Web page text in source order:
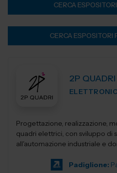
CERCA
CERCA ESPOSITORI
2P
Progettazione, realizzazione,
quadri elettrici, con sviluppo di
all'automazione industriale e
Padiglione: